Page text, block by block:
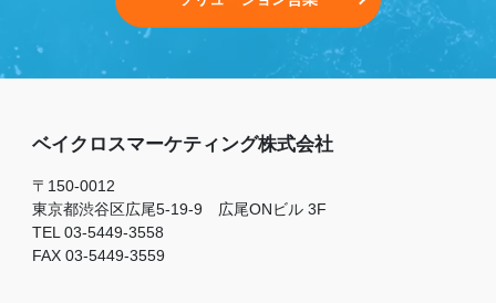
ベイクロスマーケティング株式会社
〒150-0012
東京都渋谷区広尾5-19-9 広尾ONビル 3F
TEL 03-5449-3558
FAX 03-5449-3559